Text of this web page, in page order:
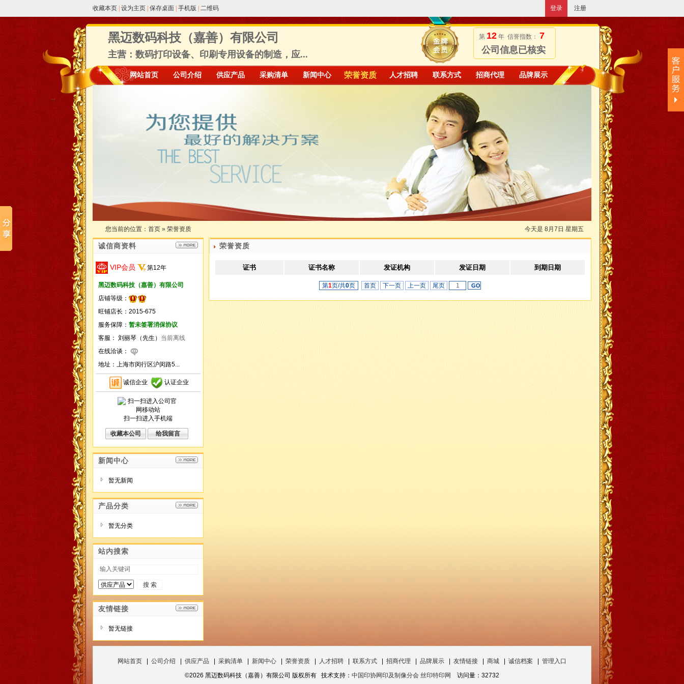
收藏本页 设为主页 保存桌面 手机版 二维码 登录 注册
第 12 年 信誉指数： 7
公司信息已核实
黑迈数码科技（嘉善）有限公司
主营：数码打印设备、印刷专用设备的制造，应...
网站首页 公司介绍 供应产品 采购清单 新闻中心 荣誉资质 人才招聘 联系方式 招商代理 品牌展示
今天是 8月7日 星期五
您当前的位置： 首页 » 荣誉资质
诚信商资料
VIP会员 第12年
黑迈数码科技（嘉善）有限公司
店铺等级：
旺铺店长：2015-675
服务保障： 暂未签署消保协议
客服： 刘丽琴（先生） 当前离线
在线洽谈：
地址：
上海市闵行区沪闵路5...
诚信企业 认证企业
扫一扫进入手机端
收藏本公司 给我留言
新闻中心
暂无新闻
产品分类
暂无分类
站内搜索
友情链接
暂无链接
荣誉资质
证书 证书名称 发证机构 发证日期 到期日期
第1页/共0页 首页 下一页 上一页 尾页
网站首页 | 公司介绍 | 供应产品 | 采购清单 | 新闻中心 | 荣誉资质 | 人才招聘 | 联系方式 | 招商代理 | 品牌展示 | 友情链接 | 商城 | 诚信档案 | 管理入口
©2026 黑迈数码科技（嘉善）有限公司 版权所有 技术支持： 中国印协网印及制像分会 丝印特印网 访问量：32732